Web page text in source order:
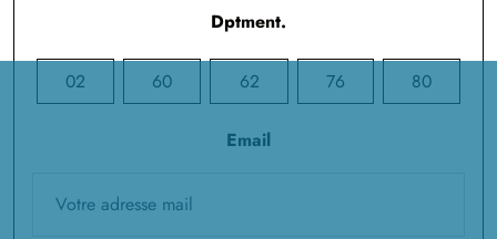
Dptment.
02 60 62 76 80
Email